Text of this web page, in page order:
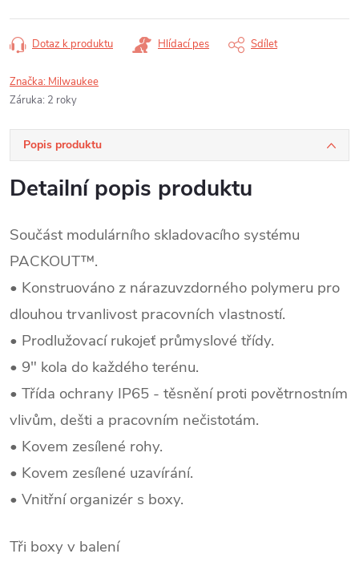
Dotaz k produktu Hlídací pes Sdílet
Značka: Milwaukee
Záruka: 2 roky
Popis produktu
Detailní popis produktu
Součást modulárního skladovacího systému
PACKOUT™.
• Konstruováno z nárazuvzdorného polymeru pro
dlouhou trvanlivost pracovních vlastností.
• Prodlužovací rukojeť průmyslové třídy.
• 9" kola do každého terénu.
• Třída ochrany IP65 - těsnění proti povětrnostním
vlivům, dešti a pracovním nečistotám.
• Kovem zesílené rohy.
• Kovem zesílené uzavírání.
• Vnitřní organizér s boxy.
Tři boxy v balení